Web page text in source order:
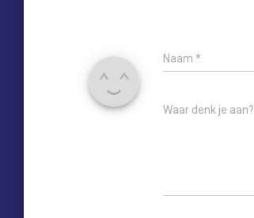
Naam *
Waar denk je aan?